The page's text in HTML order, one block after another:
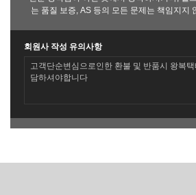
는 품질 보증, AS 등의 모든 문제는 책임지지
회원사 작성 유의사항
고객단순변심으로인한 환불 및 반품시 왕복
담하셔야합니다